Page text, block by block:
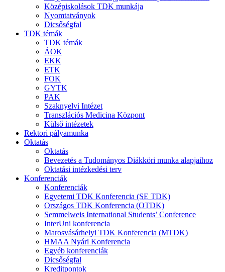
Középiskolások TDK munkája
Nyomtatványok
Dicsőségfal
TDK témák
TDK témák
ÁOK
EKK
ETK
FOK
GYTK
PAK
Szaknyelvi Intézet
Transzlációs Medicina Központ
Külső intézetek
Rektori pályamunka
Oktatás
Oktatás
Bevezetés a Tudományos Diákköri munka alapjaihoz
Oktatási intézkedési terv
Konferenciák
Konferenciák
Egyetemi TDK Konferencia (SE TDK)
Országos TDK Konferencia (OTDK)
Semmelweis International Students’ Conference
InterUni konferencia
Marosvásárhelyi TDK Konferencia (MTDK)
HMAA Nyári Konferencia
Egyéb konferenciák
Dicsőségfal
Kreditpontok